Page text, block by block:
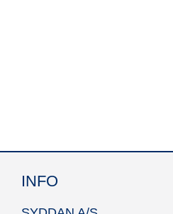
INFO